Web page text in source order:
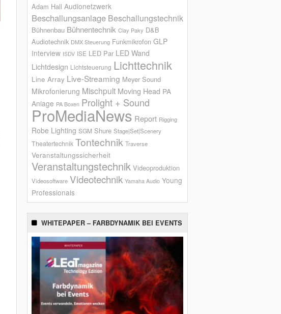
Adam Hall Audionetzwerk
Beschallungsanlage Beschallungstechnik
Bühnenbau Bühnentechnik Clay Paky D&B
Audiotechnik DMX Steuerung Funkmikrofon GLP
Interview ISDV ISE LED Par LED Wand
Lichtdesign Lichtsteuerung Lichttechnik
Line Array Live-Streaming Meyer Sound
Mikrofonierung Mischpult Moving Head PA
Anlage PA Boxen Prolight + Sound
ProMediaNews Report Rigging
Robe Lighting SGM Shure Stage|Set|Scenery
Theatertechnik Tontechnik Traverse
Veranstaltungssicherheit
Veranstaltungstechnik Videoproduktion
Videosoftware Videotechnik Yamaha Audio Young
Professionals
WHITEPAPER – FARBDYNAMIK BEI EVENTS